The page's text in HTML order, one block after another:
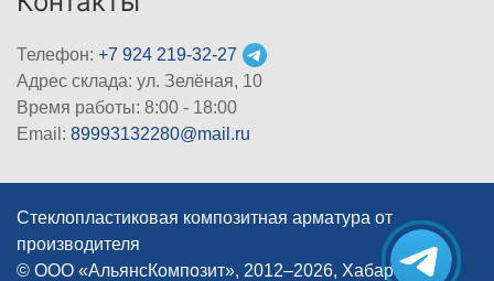
Телефон: +7 924 219-32-27
Адрес склада: ул. Зелёная, 10
Время работы: 8:00 - 18:00
Email: 89993132280@mail.ru
Стеклопластиковая композитная арматура от
производителя
© ООО «АльянсКомпозит», 2012–2026, Хабаровск